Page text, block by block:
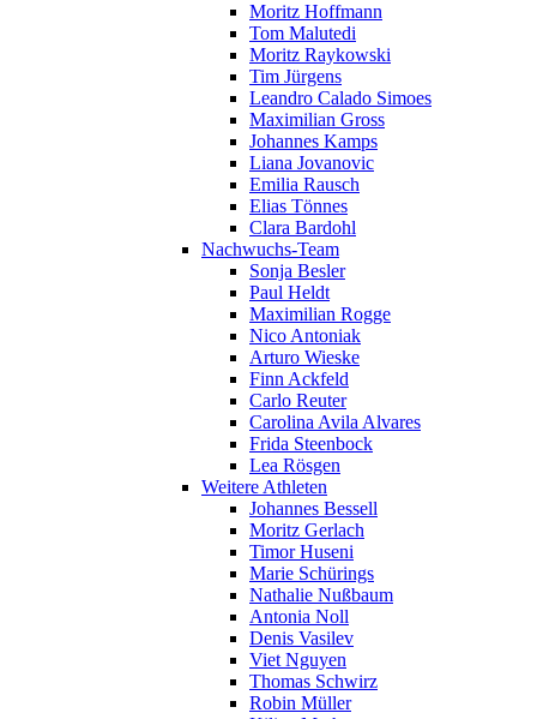
Moritz Hoffmann
Tom Malutedi
Moritz Raykowski
Tim Jürgens
Leandro Calado Simoes
Maximilian Gross
Johannes Kamps
Liana Jovanovic
Emilia Rausch
Elias Tönnes
Clara Bardohl
Nachwuchs-Team
Sonja Besler
Paul Heldt
Maximilian Rogge
Nico Antoniak
Arturo Wieske
Finn Ackfeld
Carlo Reuter
Carolina Avila Alvares
Frida Steenbock
Lea Rösgen
Weitere Athleten
Johannes Bessell
Moritz Gerlach
Timor Huseni
Marie Schürings
Nathalie Nußbaum
Antonia Noll
Denis Vasilev
Viet Nguyen
Thomas Schwirz
Robin Müller